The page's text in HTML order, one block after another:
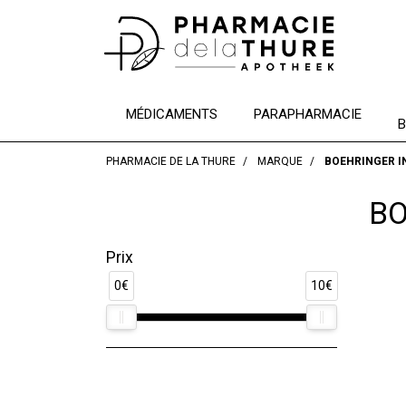
MÉDICAMENTS PARAPHARMACIE
PHARMACIE DE LA THURE MARQUE BOEHRINGER
Prix
0€ 10€